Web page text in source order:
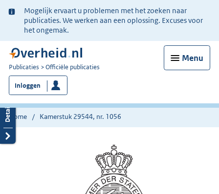
Ter
informatie:
Mogelijk ervaart u problemen met het zoeken naar
publicaties. We werken aan een oplossing. Excuses voor
het ongemak.
Menu
U
bent
nu
hier:
Publicaties Officiële publicaties
Inloggen
Home Kamerstuk 29544, nr. 1056